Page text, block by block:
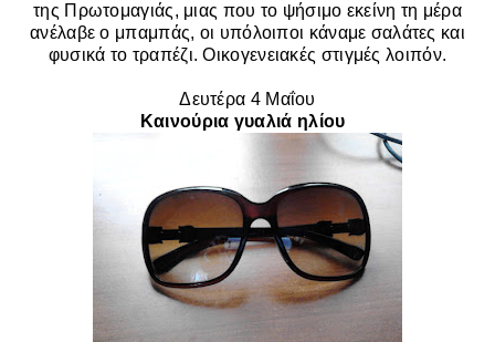
της Πρωτομαγιάς, μιας που το ψήσιμο εκείνη τη μέρα
ανέλαβε ο μπαμπάς, οι υπόλοιποι κάναμε σαλάτες και
φυσικά το τραπέζι. Οικογενειακές στιγμές λοιπόν.
Δευτέρα 4 Μαΐου
Καινούρια γυαλιά ηλίου